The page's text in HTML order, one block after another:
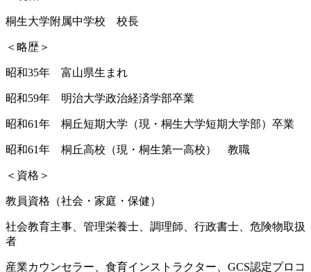
桐生大学附属中学校 校長
＜略歴＞
昭和35年 富山県生まれ
昭和59年 明治大学政治経済学部卒業
昭和61年 桐丘短期大学（現・桐生大学短期大学部）卒業
昭和61年 桐丘高校（現・桐生第一高校） 教職
＜資格＞
教員資格（社会・家庭・保健）
社会教育主事、管理栄養士、調理師、行政書士、危険物取扱
者
産業カウンセラー、食育インストラクター、GCS認定プロコ